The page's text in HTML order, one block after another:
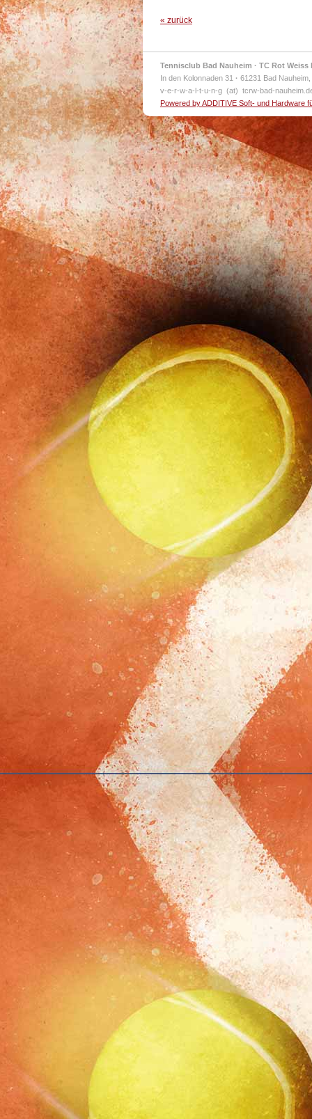
« zurück
Tennisclub Bad Nauheim · TC Rot Weiss
In den Kolonnaden 31 · 61231 Bad
v-e-r-w-a-l-t-u-n-g (at) tcrw-bad-
Powered by ADDITIVE Soft- und Hardware